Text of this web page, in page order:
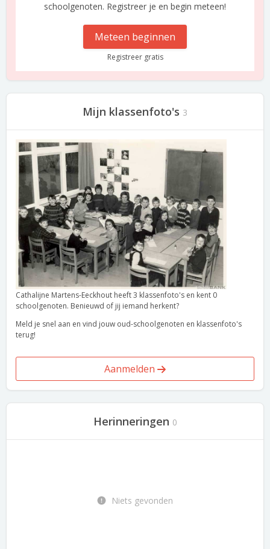
schoolgenoten. Registreer je en begin meteen!
Meteen beginnen
Registreer gratis
Mijn klassenfoto's 3
Cathalijne Martens-Eeckhout heeft 3 klassenfoto's en kent 0
schoolgenoten. Benieuwd of jij iemand herkent?
Meld je snel aan en vind jouw oud-schoolgenoten en klassenfoto's
terug!
Aanmelden
Herinneringen 0
Niets gevonden